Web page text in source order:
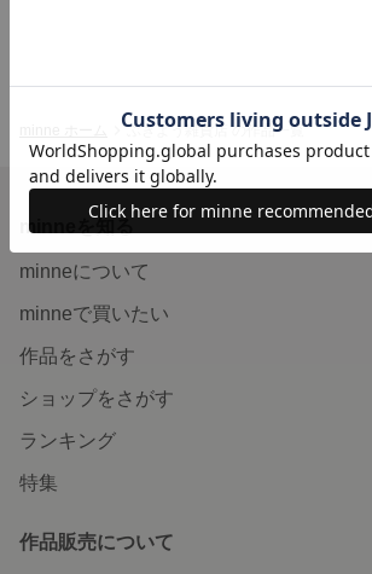
ぶきよう雑貨店 の作品一覧
minneを知る
minneについて
minneで買いたい
作品をさがす
ショップをさがす
ランキング
特集
作品販売について